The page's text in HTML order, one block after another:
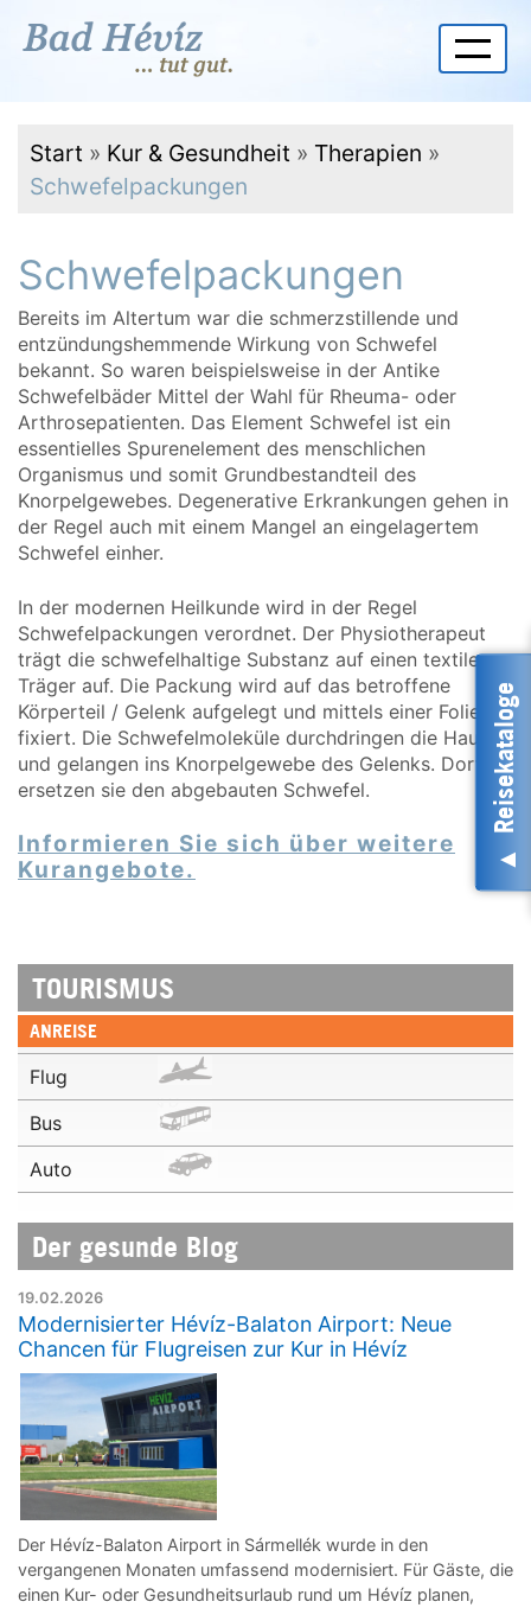
Start » Kur & Gesundheit » Therapien »
Schwefelpackungen
Schwefelpackungen
Bereits im Altertum war die schmerzstillende und
entzündungshemmende Wirkung von Schwefel
bekannt. So waren beispielsweise in der Antike
Schwefelbäder Mittel der Wahl für Rheuma- oder
Arthrosepatienten. Das Element Schwefel ist ein
essentielles Spurenelement des menschlichen
Organismus und somit Grundbestandteil des
Knorpelgewebes. Degenerative Erkrankungen gehen in
der Regel auch mit einem Mangel an eingelagertem
Schwefel einher.
In der modernen Heilkunde wird in der Regel
Schwefelpackungen verordnet. Der Physiotherapeut
trägt die schwefelhaltige Substanz auf einen textilen
Träger auf. Die Packung wird auf das betroffene
Körperteil / Gelenk aufgelegt und mittels einer Folie
fixiert. Die Schwefelmoleküle durchdringen die Haut
und gelangen ins Knorpelgewebe des Gelenks. Dort
ersetzen sie den abgebauten Schwefel.
Informieren Sie sich über weitere
Kurangebote.
TOURISMUS
ANREISE
Flug
Bus
Auto
Der gesunde Blog
19.02.2026
Modernisierter Hévíz-Balaton Airport: Neue
Chancen für Flugreisen zur Kur in Hévíz
Der Hévíz-Balaton Airport in Sármellék wurde in den
vergangenen Monaten umfassend modernisiert. Für Gäste, die
einen Kur- oder Gesundheitsurlaub rund um Hévíz planen,
Reisekataloge